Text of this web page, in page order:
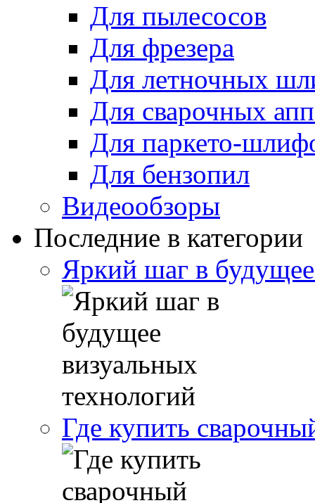
Для пылесосов
Для фрезера
Для летночных
Для сварочных
Для паркето-
Для бензопил
Видеообзоры
Последние в категории
Яркий шаг в
Где купить